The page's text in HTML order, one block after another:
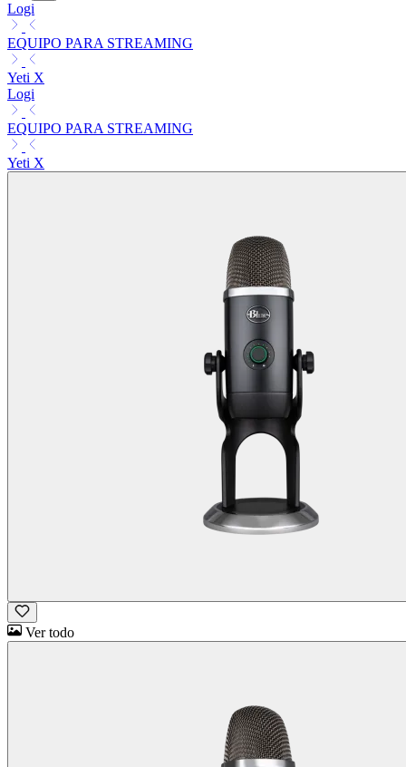
Logi
EQUIPO PARA STREAMING
Yeti X
Logi
EQUIPO PARA STREAMING
Yeti X
Ver todo